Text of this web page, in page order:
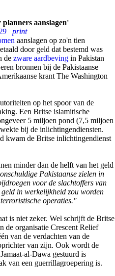
aanslagen'
print
aanslagen op zo'n tien
door geld dat bestemd was
de zware aardbeving in Pakistan
bronnen bij de Pakistaanse
krant The Washington
op het spoor van de
Een Britse islamitische
5 miljoen pond (7,5 miljoen
bij de inlichtingendiensten.
kwam de Britse inlichtingendienst
minder dan de helft van het geld
Pakistaanse zielen in
voor de slachtoffers van
in werkelijkheid zou worden
operaties."
is niet zeker. Wel schrijft de Britse
de organisatie Crescent Relief
van de verdachten van de
van zijn. Ook wordt de
al-Dawa gestuurd is
van een guerrillagroepering is.